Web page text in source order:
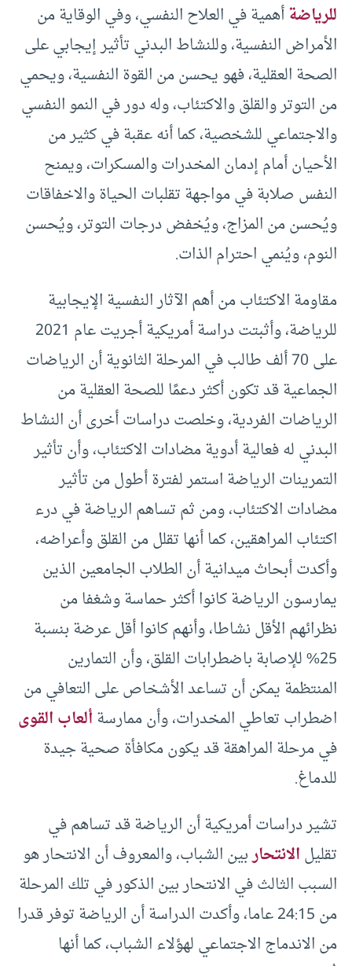
للرياضةأهمية في العلاح النفسي، وفي الوقاية من
الأمراض النفسية، وللنشاط البدني تأثير إيجابي على
الصحة العقلية، فهو يحسن من القوة النفسية، ويحمي
من التوتر والقلق والاكتئاب، وله دور في النمو النفسي
والاجتماعي للشخصية، كما أنه عقبة في كثير من
الأحيان أمام إدمان المخدرات والمسكرات، ويمنح
النفس صلابة في مواجهة تقلبات الحياة والاخفاقات
ويُحسن من المزاج، ويُخفض درجات التوتر، ويُحسن
النوم، ويُنمي احترام الذات.
مقاومة الاكتئاب من أهم الآثار النفسية الإيجابية
للرياضة، وأثبتت دراسة أمريكية أجريت عام 2021
على 70 ألف طالب في المرحلة الثانوية أن الرياضات
الجماعية قد تكون أكثر دعمًا للصحة العقلية من
الرياضات الفردية، وخلصت دراسات أخرى أن النشاط
البدني له فعالية أدوية مضادات الاكتئاب، وأن تأثير
التمرينات الرياضة استمر لفترة أطول من تأثير
مضادات الاكتئاب، ومن ثم تساهم الرياضة في درء
اكتئاب المراهقين، كما أنها تقلل من القلق وأعراضه،
وأكدت أبحاث ميدانية أن الطلاب الجامعين الذين
يمارسون الرياضة كانوا أكثر حماسة وشغفا من
نظرائهم الأقل نشاطا، وأنهم كانوا أقل عرضة بنسبة
25% للإصابة باضطرابات القلق، وأن التمارين
المنتظمة يمكن أن تساعد الأشخاص على التعافي من
اضطراب تعاطي المخدرات، وأن ممارسةألعاب القوى
في مرحلة المراهقة قد يكون مكافأة صحية جيدة
للدماغ.
تشير دراسات أمريكية أن الرياضة قد تساهم في
تقليلالانتحاربين الشباب، والمعروف أن الانتحار هو
السبب الثالث في الانتحار بين الذكور في تلك المرحلة
من 24:15 عاما، وأكدت الدراسة أن الرياضة توفر قدرا
من الاندماج الاجتماعي لهؤلاء الشباب، كما أنها